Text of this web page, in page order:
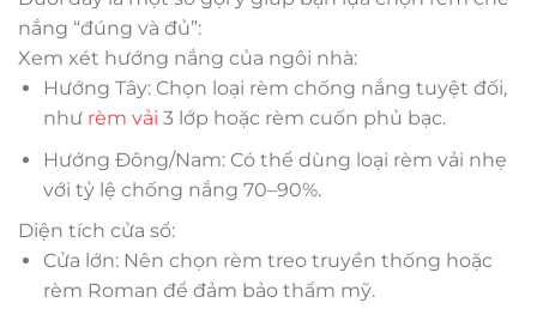
nắng “đúng và đủ”:
Xem xét hướng nắng của ngôi nhà:
Hướng Tây: Chọn loại rèm chống nắng tuyệt đối,
như rèm vải 3 lớp hoặc rèm cuốn phủ bạc.
Hướng Đông/Nam: Có thể dùng loại rèm vải nhẹ
với tỷ lệ chống nắng 70–90%.
Diện tích cửa sổ:
Cửa lớn: Nên chọn rèm treo truyền thống hoặc
rèm Roman để đảm bảo thẩm mỹ.